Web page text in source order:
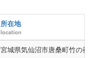
所在地
location
宮城県気仙沼市唐桑町竹の袖9